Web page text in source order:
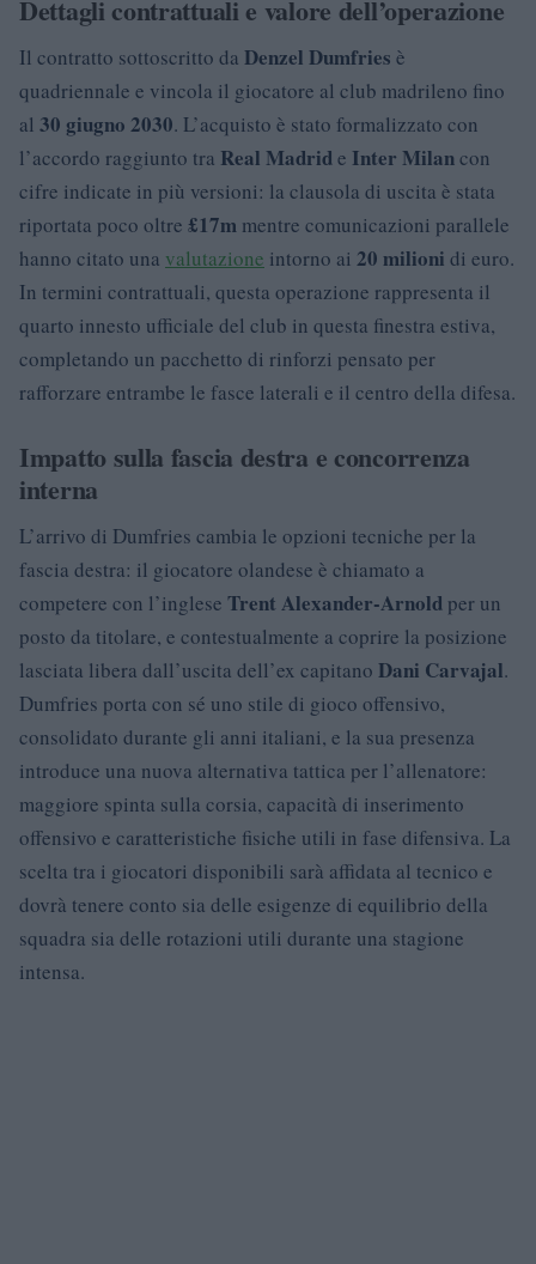
Dettagli contrattuali e valore dell’operazione
Il contratto sottoscritto da Denzel Dumfries è
quadriennale e vincola il giocatore al club madrileno fino
al 30 giugno 2030. L’acquisto è stato formalizzato con
l’accordo raggiunto tra Real Madride Inter Milancon
cifre indicate in più versioni: la clausola di uscita è stata
riportata poco oltre £17m mentre comunicazioni parallele
hanno citato una valutazione intorno ai 20 milioni di euro.
In termini contrattuali, questa operazione rappresenta il
quarto innesto ufficiale del club in questa finestra estiva,
completando un pacchetto di rinforzi pensato per
rafforzare entrambe le fasce laterali e il centro della difesa.
Impatto sulla fascia destra e concorrenza
interna
L’arrivo di Dumfries cambia le opzioni tecniche per la
fascia destra: il giocatore olandese è chiamato a
competere con l’inglese Trent Alexander-Arnold per un
posto da titolare, e contestualmente a coprire la posizione
lasciata libera dall’uscita dell’ex capitano Dani Carvajal.
Dumfries porta con sé uno stile di gioco offensivo,
consolidato durante gli anni italiani, e la sua presenza
introduce una nuova alternativa tattica per l’allenatore:
maggiore spinta sulla corsia, capacità di inserimento
offensivo e caratteristiche fisiche utili in fase difensiva. La
scelta tra i giocatori disponibili sarà affidata al tecnico e
dovrà tenere conto sia delle esigenze di equilibrio della
squadra sia delle rotazioni utili durante una stagione
intensa.